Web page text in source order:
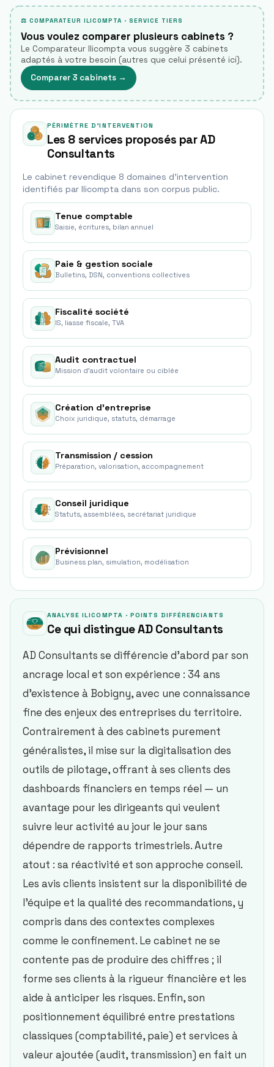
⚖ COMPARATEUR ILICOMPTA · SERVICE TIERS
Vous voulez comparer plusieurs cabinets ?
Le Comparateur Ilicompta vous suggère 3 cabinets
adaptés à votre besoin (autres que celui présenté ici).
Comparer 3 cabinets →
PÉRIMÈTRE D'INTERVENTION
Les 8 services proposés par AD
Consultants
Le cabinet revendique 8 domaines d'intervention
identifiés par Ilicompta dans son corpus public.
Tenue comptable
Saisie, écritures, bilan annuel
Paie & gestion sociale
Bulletins, DSN, conventions collectives
Fiscalité société
IS, liasse fiscale, TVA
Audit contractuel
Mission d'audit volontaire ou ciblée
Création d'entreprise
Choix juridique, statuts, démarrage
Transmission / cession
Préparation, valorisation, accompagnement
Conseil juridique
Statuts, assemblées, secrétariat juridique
Prévisionnel
Business plan, simulation, modélisation
ANALYSE ILICOMPTA · POINTS DIFFÉRENCIANTS
Ce qui distingueAD Consultants
AD Consultants se différencie d’abord par son
ancrage local et son expérience : 34 ans
d’existence à Bobigny, avec une connaissance
fine des enjeux des entreprises du territoire.
Contrairement à des cabinets purement
généralistes, il mise sur la digitalisation des
outils de pilotage, offrant à ses clients des
dashboards financiers en temps réel — un
avantage pour les dirigeants qui veulent
suivre leur activité au jour le jour sans
dépendre de rapports trimestriels. Autre
atout : sa réactivité et son approche conseil.
Les avis clients insistent sur la disponibilité de
l’équipe et la qualité des recommandations, y
compris dans des contextes complexes
comme le confinement. Le cabinet ne se
contente pas de produire des chiffres ; il
forme ses clients à la rigueur financière et les
aide à anticiper les risques. Enfin, son
positionnement équilibré entre prestations
classiques (comptabilité, paie) et services à
valeur ajoutée (audit, transmission) en fait un